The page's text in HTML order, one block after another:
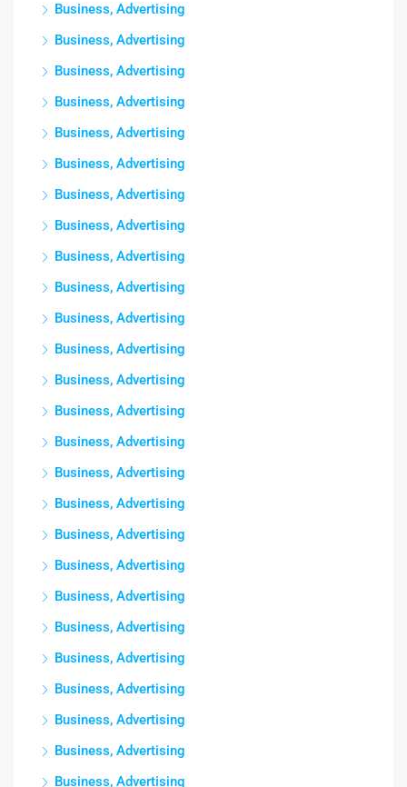
Business, Advertising
Business, Advertising
Business, Advertising
Business, Advertising
Business, Advertising
Business, Advertising
Business, Advertising
Business, Advertising
Business, Advertising
Business, Advertising
Business, Advertising
Business, Advertising
Business, Advertising
Business, Advertising
Business, Advertising
Business, Advertising
Business, Advertising
Business, Advertising
Business, Advertising
Business, Advertising
Business, Advertising
Business, Advertising
Business, Advertising
Business, Advertising
Business, Advertising
Business, Advertising